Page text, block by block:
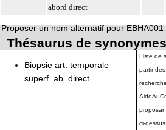
abord direct
Proposer un nom alternatif pour EBHA001
Thésaurus de
Biopsie art. temporale
superf. ab. direct
Liste de
partir
ci-